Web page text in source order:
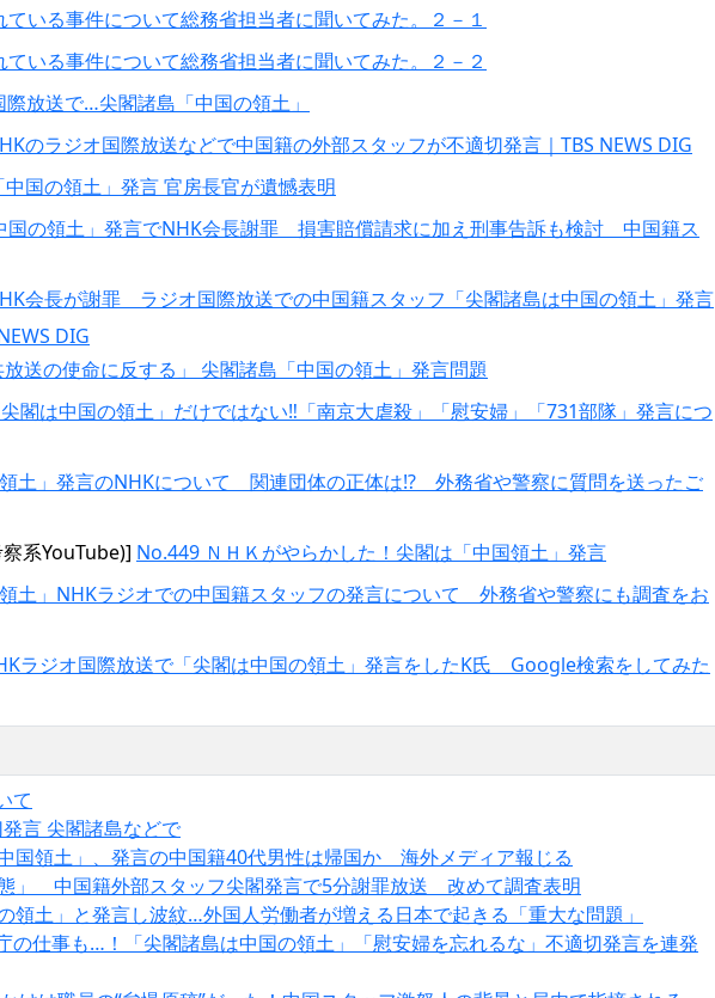
ている事件について総務省担当者に聞いてみた。２－１
ている事件について総務省担当者に聞いてみた。２－２
際放送で…尖閣諸島「中国の領土」
のラジオ国際放送などで中国籍の外部スタッフが不適切発言｜TBS NEWS DIG
国の領土」発言 官房長官が遺憾表明
国の領土」発言でNHK会長謝罪 損害賠償請求に加え刑事告訴も検討 中国籍ス
会長が謝罪 ラジオ国際放送での中国籍スタッフ「尖閣諸島は中国の領土」発言
DIG
放送の使命に反する」 尖閣諸島「中国の領土」発言問題
閣は中国の領土」だけではない‼「南京大虐殺」「慰安婦」「731部隊」発言につ
領土」発言のNHKについて 関連団体の正体は⁉ 外務省や警察に質問を送ったご
系YouTube)] No.449 ＮＨＫがやらかした！尖閣は「中国領土」発言
領土」NHKラジオでの中国籍スタッフの発言について 外務省や警察にも調査をお
ラジオ国際放送で「尖閣は中国の領土」発言をしたK氏 Google検索をしてみた
て
言 尖閣諸島などで
国領土」、発言の中国籍40代男性は帰国か 海外メディア報じる
」 中国籍外部スタッフ尖閣発言で5分謝罪放送 改めて調査表明
領土」と発言し波紋…外国人労働者が増える日本で起きる「重大な問題」
の仕事も…！「尖閣諸島は中国の領土」「慰安婦を忘れるな」不適切発言を連発